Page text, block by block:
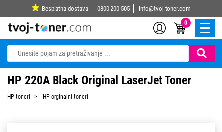
Besplatna dostava 0800 200 505 info@tvoj-toner.com
0
HP 220A Black Original LaserJet Toner
HP toneri HP orginalni toneri